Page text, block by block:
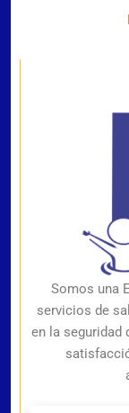
Somos una
servicios de
en la seguridad